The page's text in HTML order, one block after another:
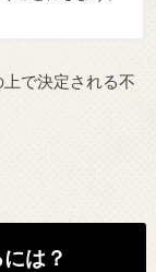
で決定される不
は？